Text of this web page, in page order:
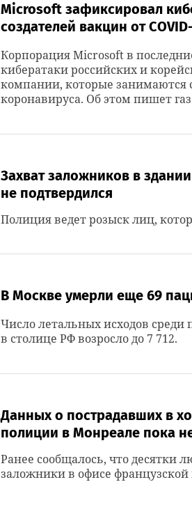
Microsoft зафиксировал
создателей вакцин от
Корпорация Microsoft в
кибератаки российских и
компании, которые занимаются
коронавируса. Об этом пишет
Захват заложников в
не подтвердился
Полиция ведет розыск лиц,
В Москве умерли еще 69
Число летальных исходов среди
в столице РФ возросло до 7 712.
Данных о пострадавших в
полиции в Монреале пока
Ранее сообщалось, что десятки
заложники в офисе